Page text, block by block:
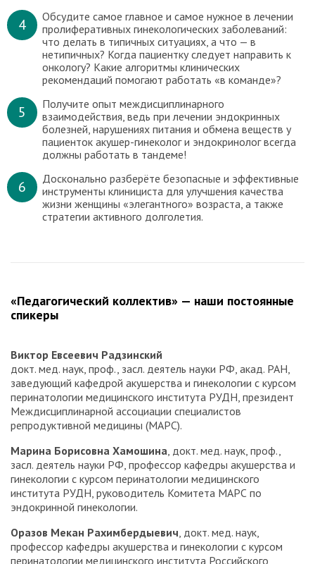
4
Обсудите самое главное и самое нужное в лечении
пролиферативных гинекологических заболеваний:
что делать в типичных ситуациях, а что — в
нетипичных? Когда пациентку следует направить к
онкологу? Какие алгоритмы клинических
рекомендаций помогают работать «в команде»?
5
Получите опыт междисциплинарного
взаимодействия, ведь при лечении эндокринных
болезней, нарушениях питания и обмена веществ у
пациенток акушер-гинеколог и эндокринолог всегда
должны работать в тандеме!
6
Досконально разберёте безопасные и эффективные
инструменты клинициста для улучшения качества
жизни женщины «элегантного» возраста, а также
стратегии активного долголетия.
«Педагогический коллектив» — наши постоянные
спикеры
Виктор Евсеевич Радзинский
докт. мед. наук, проф., засл. деятель науки РФ, акад. РАН,
заведующий кафедрой акушерства и гинекологии с курсом
перинатологии медицинского института РУДН, президент
Междисциплинарной ассоциации специалистов
репродуктивной медицины (МАРС).
Марина Борисовна Хамошина , докт. мед. наук, проф.,
засл. деятель науки РФ, профессор кафедры акушерства и
гинекологии с курсом перинатологии медицинского
института РУДН, руководитель Комитета МАРС по
эндокринной гинекологии.
Оразов Мекан Рахимбердыевич , докт. мед. наук,
профессор кафедры акушерства и гинекологии с курсом
перинатологии медицинского института Российского